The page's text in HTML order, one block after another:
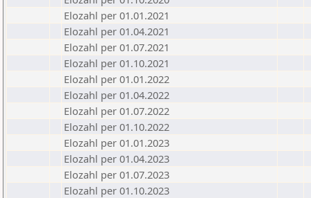
Elozahl per 01.01.2021
Elozahl per 01.04.2021
Elozahl per 01.07.2021
Elozahl per 01.10.2021
Elozahl per 01.01.2022
Elozahl per 01.04.2022
Elozahl per 01.07.2022
Elozahl per 01.10.2022
Elozahl per 01.01.2023
Elozahl per 01.04.2023
Elozahl per 01.07.2023
Elozahl per 01.10.2023